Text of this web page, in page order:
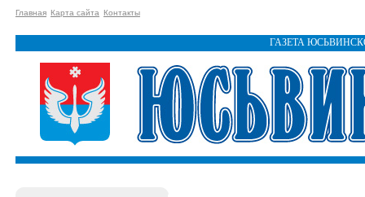
Главная Карта сайта Контакты
ГАЗЕТА